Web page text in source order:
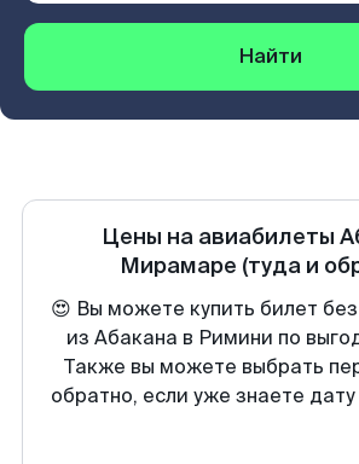
Найти
Цены на авиабилеты
Мирамаре (туда и
😍 Вы можете купить билет
из Абакана в Римини по
Также вы можете выбрать
обратно, если уже знаете